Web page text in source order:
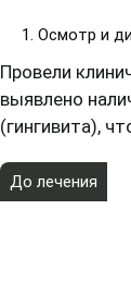
Осмотр и
Провели
выявлено
(гингивита),
До лечения